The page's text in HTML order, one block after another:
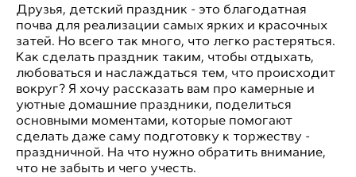
Друзья, детский праздник - это благодатная
почва для реализации самых ярких и красочных
затей. Но всего так много, что легко растеряться.
Как сделать праздник таким, чтобы отдыхать,
любоваться и наслаждаться тем, что происходит
вокруг? Я хочу рассказать вам про камерные и
уютные домашние праздники, поделиться
основными моментами, которые помогают
сделать даже саму подготовку к торжеству -
праздничной. На что нужно обратить внимание,
что не забыть и чего учесть.